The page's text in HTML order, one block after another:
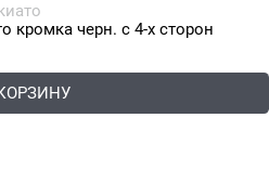
кромка черн. с 4-х сторон